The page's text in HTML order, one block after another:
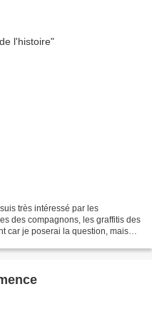
très intéressé par les
des compagnons, les graffitis des
car je poserai la question, mais